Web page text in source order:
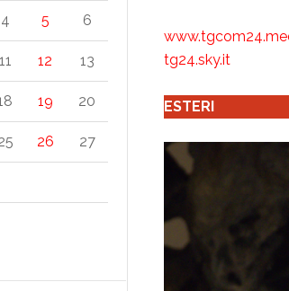
tg24.sky.it
ESTERI
4 5 6
11 12 13
19 20
26 27